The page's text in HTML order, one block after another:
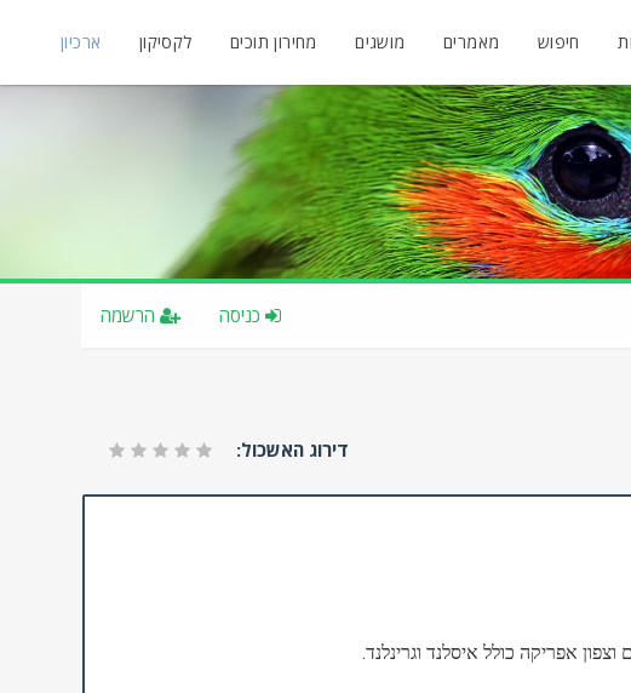
חיפוש מאמרים מושגים מחירון תוכים לקסיקון ארכיון
הרשמה כניסה
דירוג האשכול:
אפריקה כולל איסלנד וגרינלנד.